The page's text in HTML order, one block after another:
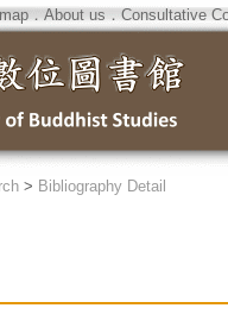
．About us ． Consultative
> Bibliography Detail